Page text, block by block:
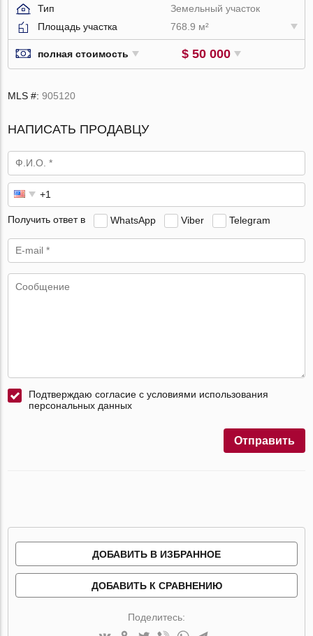
Тип
Земельный участок
Площадь участка
768.9 м²
полная стоимость $ 50 000
MLS #:905120
НАПИСАТЬ ПРОДАВЦУ
Получить ответ в WhatsApp Viber Telegram
Подтверждаю согласие с условиями использования
персональных данных
Отправить
ДОБАВИТЬ В ИЗБРАННОЕ
ДОБАВИТЬ К СРАВНЕНИЮ
Поделитесь: